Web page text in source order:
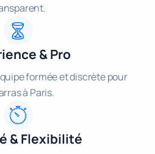
& Pro
formée et discrète pour
à Paris.
& Flexibilité